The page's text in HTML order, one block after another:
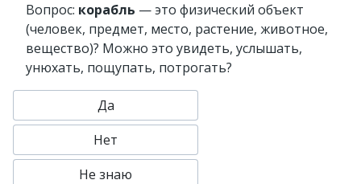
Вопрос: корабль — это физический объект
(человек, предмет, место, растение, животное,
вещество)? Можно это увидеть, услышать,
унюхать, пощупать, потрогать?
Да
Нет
Не знаю